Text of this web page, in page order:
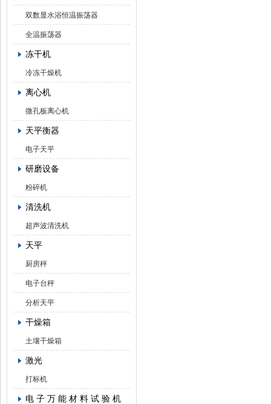
双数显水浴恒温振荡器
全温振荡器
冻干机
冷冻干燥机
离心机
微孔板离心机
天平衡器
电子天平
研磨设备
粉碎机
清洗机
超声波清洗机
天平
厨房秤
电子台秤
分析天平
干燥箱
土壤干燥箱
激光
打标机
电 子 万 能 材 料 试 验 机